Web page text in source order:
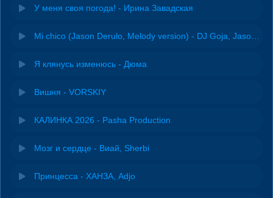
У меня своя погода! - Ирина Завадская
Я клянусь изменюсь - Дюма
Вишня - VORSKIY
КАЛИНКА 2026 - Pasha Production
Мозг и сердце - Виай, Sherbi
Принцесса - ХАНЗА, Adjo